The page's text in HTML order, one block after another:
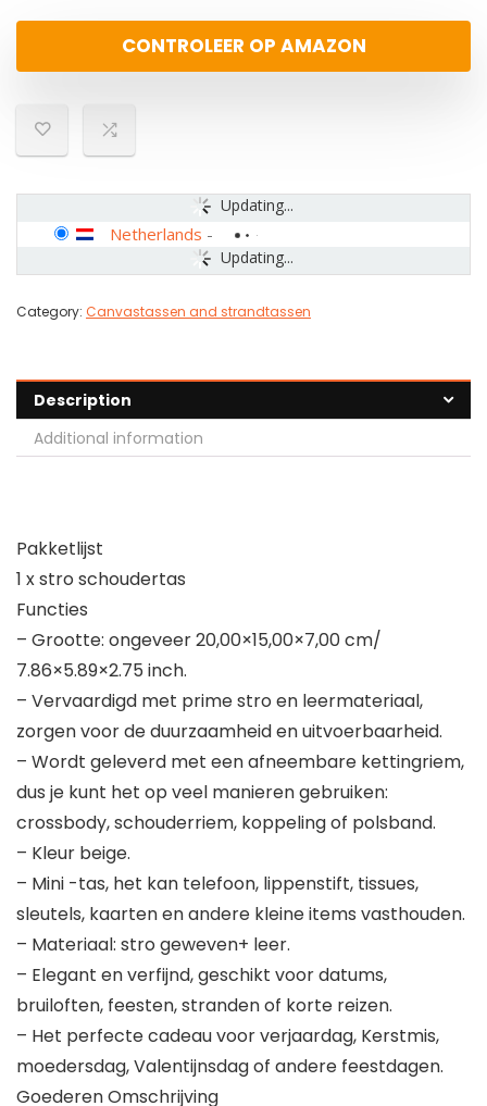
CONTROLEER OP AMAZON
Updating...
Updating...
Netherlands -
Category: Canvastassen and strandtassen
Description
Additional information
Pakketlijst
1 x stro schoudertas
Functies
– Grootte: ongeveer 20,00×15,00×7,00 cm/
7.86×5.89×2.75 inch.
– Vervaardigd met prime stro en leermateriaal,
zorgen voor de duurzaamheid en uitvoerbaarheid.
– Wordt geleverd met een afneembare kettingriem,
dus je kunt het op veel manieren gebruiken:
crossbody, schouderriem, koppeling of polsband.
– Kleur beige.
– Mini -tas, het kan telefoon, lippenstift, tissues,
sleutels, kaarten en andere kleine items vasthouden.
– Materiaal: stro geweven+ leer.
– Elegant en verfijnd, geschikt voor datums,
bruiloften, feesten, stranden of korte reizen.
– Het perfecte cadeau voor verjaardag, Kerstmis,
moedersdag, Valentijnsdag of andere feestdagen.
Goederen Omschrijving